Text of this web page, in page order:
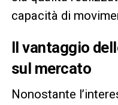
capacità di
Il vantaggio
sul mercato
Nonostante